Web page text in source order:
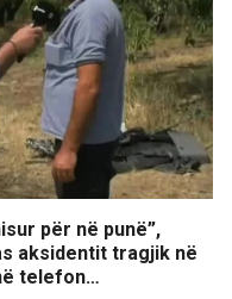
për në punë”,
aksidentit tragjik në
telefon…